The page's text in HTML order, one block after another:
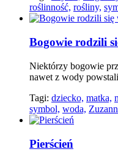
roślinność, rośliny,
Bogowie rodzili
Niektórzy bogowie
nawet z wody
Tagi: dziecko, matka,
symbol, woda,
Pierścień